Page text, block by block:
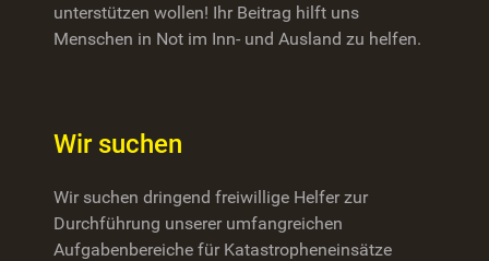
unterstützen wollen! Ihr Beitrag hilft uns
Menschen in Not im Inn- und Ausland zu helfen.
Wir suchen
Wir suchen dringend freiwillige Helfer zur
Durchführung unserer umfangreichen
Aufgabenbereiche für Katastropheneinsätze